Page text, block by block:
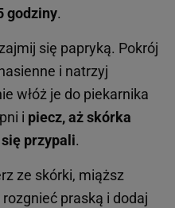
godziny.
się papryką. Pokrój
i natrzyj
włóż je do piekarnika
i piecz, aż skórka
przypali.
ze skórki, miąższ
praską i dodaj